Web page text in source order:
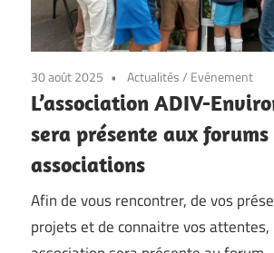
30 août 2025 Actualités/ Evénement
L’association ADIV-
sera présente aux forums
associations
Afin de vous rencontrer, de vos
projets et de connaitre vos